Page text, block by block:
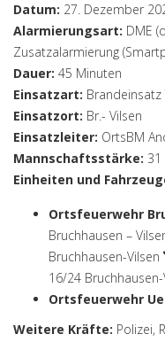
Datum: 27. Dezember
Alarmierungsart: DME
Zusatzalarmierung
Dauer: 45 Minuten
Einsatzart: Brandeinsatz
Einsatzort: Br.- Vilsen
Einsatzleiter: OrtsBM
Mannschaftsstärke: 31
Einheiten und
Ortsfeuerwehr
Bruchhausen –
Bruchhausen-Vilsen
16/24 Bruchhausen-
Ortsfeuerwehr
Weitere Kräfte: Polizei,